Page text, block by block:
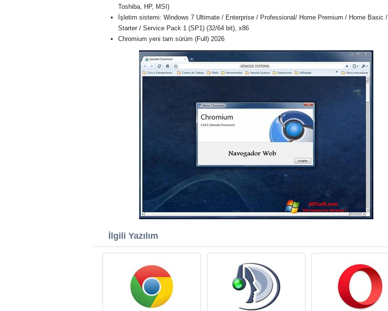
Toshiba, HP, MSI)
İşletim sistemi: Windows 7 Ultimate / Enterprise / Professional/ Home Premium / Home Basic /
Starter / Service Pack 1 (SP1) (32/64 bit), x86
Chromium yeni tam sürüm (Full) 2026
İlgili Yazılım